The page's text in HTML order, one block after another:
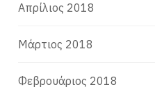
Απρίλιος 2018
Μάρτιος 2018
Φεβρουάριος 2018